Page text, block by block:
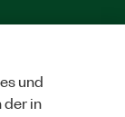
Feedback
und
der in